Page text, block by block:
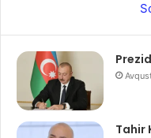
Tahir